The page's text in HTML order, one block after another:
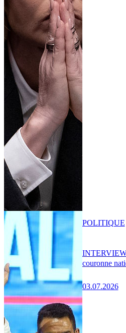
INTERVIEW
couronne
03.07.2026
POLITIQUE